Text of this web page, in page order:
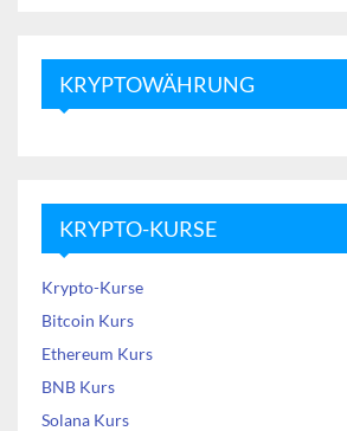
KRYPTOWÄHRUNG
KRYPTO-KURSE
Krypto-Kurse
Bitcoin Kurs
Ethereum Kurs
BNB Kurs
Solana Kurs